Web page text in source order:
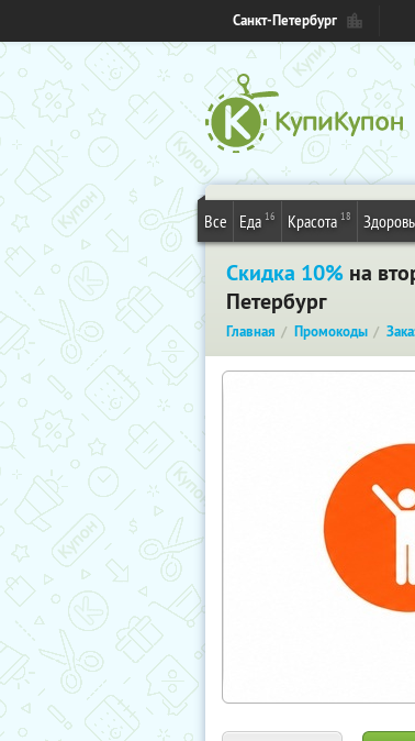
Санкт-Петербург
Все Еда 16 Красота 18
Скидка 10% на
Петербург
Главная Промокоды